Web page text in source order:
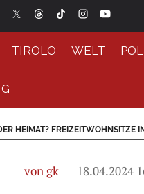
TIROLO WELT
HEIMAT? FREIZEITWOHNSITZE
von gk 18.04.2024